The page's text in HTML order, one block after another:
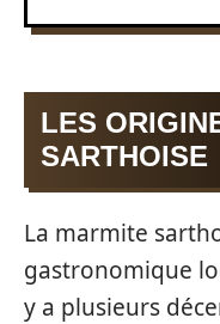
LES
SARTHOISE
La marmite
gastronomique
y a plusieurs